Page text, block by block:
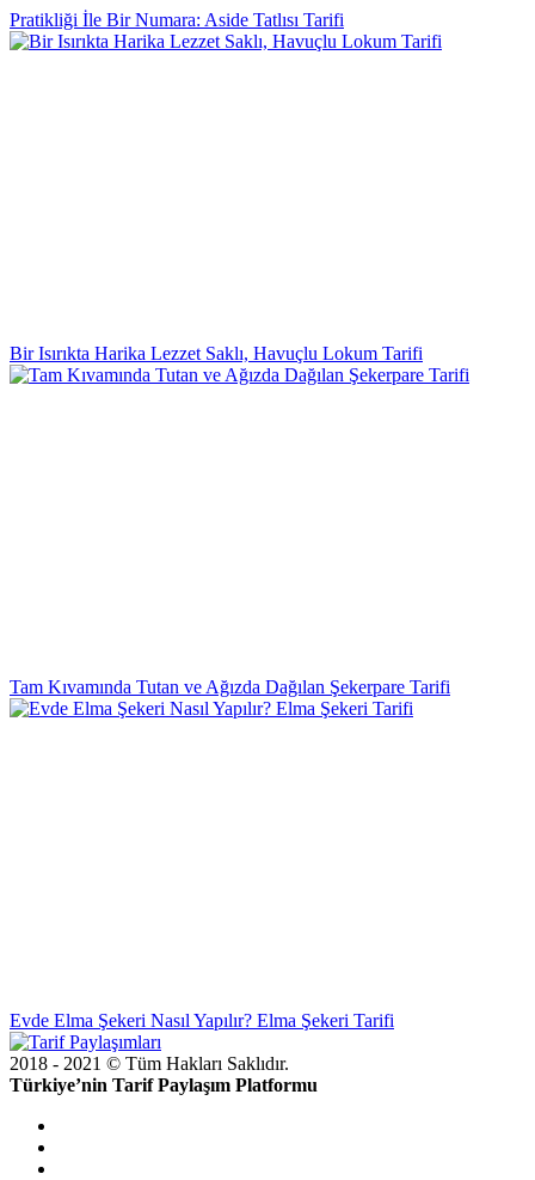
Pratikliği İle Bir Numara: Aside Tatlısı Tarifi
Bir Isırıkta Harika Lezzet Saklı, Havuçlu Lokum Tarifi
Tam Kıvamında Tutan ve Ağızda Dağılan Şekerpare Tarifi
Evde Elma Şekeri Nasıl Yapılır? Elma Şekeri Tarifi
2018 - 2021 © Tüm Hakları Saklıdır.
Türkiye’nin Tarif Paylaşım Platformu
bakım
sabitleme